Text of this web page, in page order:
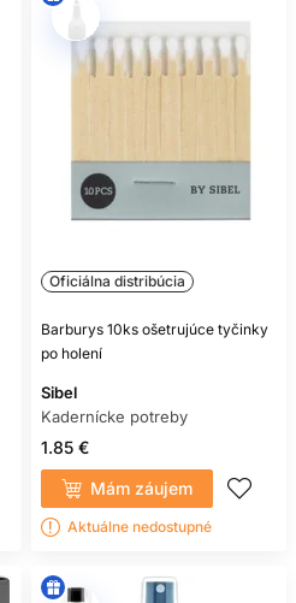
Oficiálna distribúcia
Barburys 10ks ošetrujúce tyčinky
po holení
Sibel
Kadernícke potreby
1.85 €
Mám záujem
Aktuálne nedostupné